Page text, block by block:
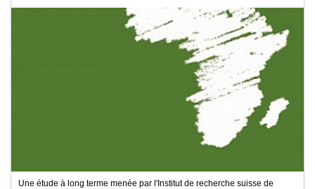
Une étude à long terme menée par l'Institut de recherche suisse de